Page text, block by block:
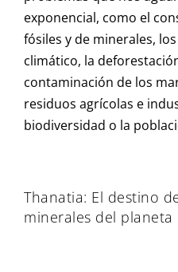
exponencial, como el
fósiles y de minerales,
climático, la
contaminación de los
residuos agrícolas e
biodiversidad o la
Thanatia: El destino
minerales del planeta